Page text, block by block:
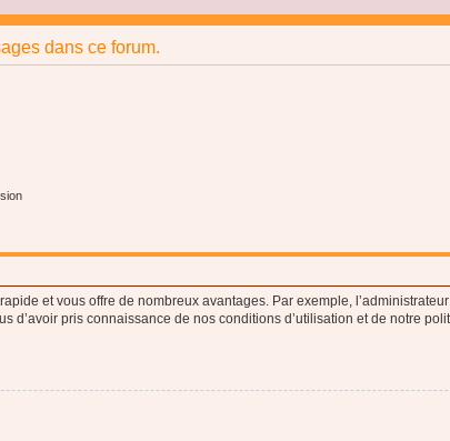
dans ce forum.
et vous offre de nombreux avantages. Par exemple,
d’avoir pris connaissance de nos conditions d’utilisation et de notre